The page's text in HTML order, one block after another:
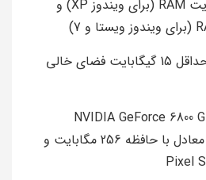
: حداقل 1 گیگابایت RAM (برای ویندوز XP) و
: حداقل 15 گیگابایت فضای خالی
: NVIDIA GeForce 6800
Radeon X1600 Pro یا معادل با حافظه 256 مگابایت و